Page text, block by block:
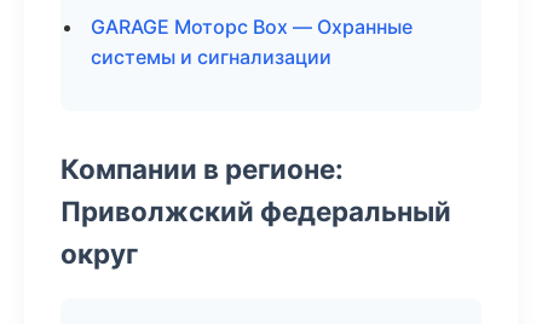
GARAGE Моторс Box — Охранные
системы и сигнализации
Компании в регионе:
Приволжский федеральный
округ